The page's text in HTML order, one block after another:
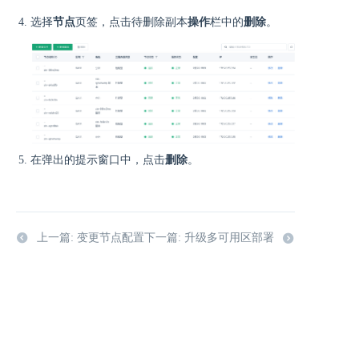
选择节点页签，点击待删除副本操作栏中的删除。
在弹出的提示窗口中，点击删除。
上一篇: 变更节点配置下一篇: 升级多可用区部署